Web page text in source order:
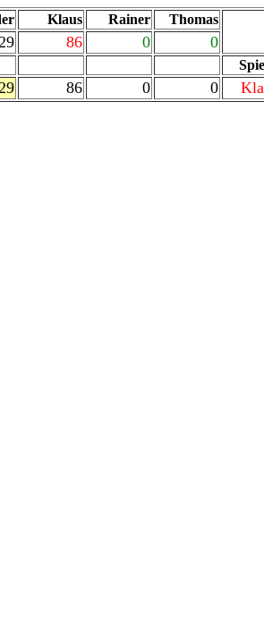
Klaus Rainer
Thomas
86 0 0
86 0 0